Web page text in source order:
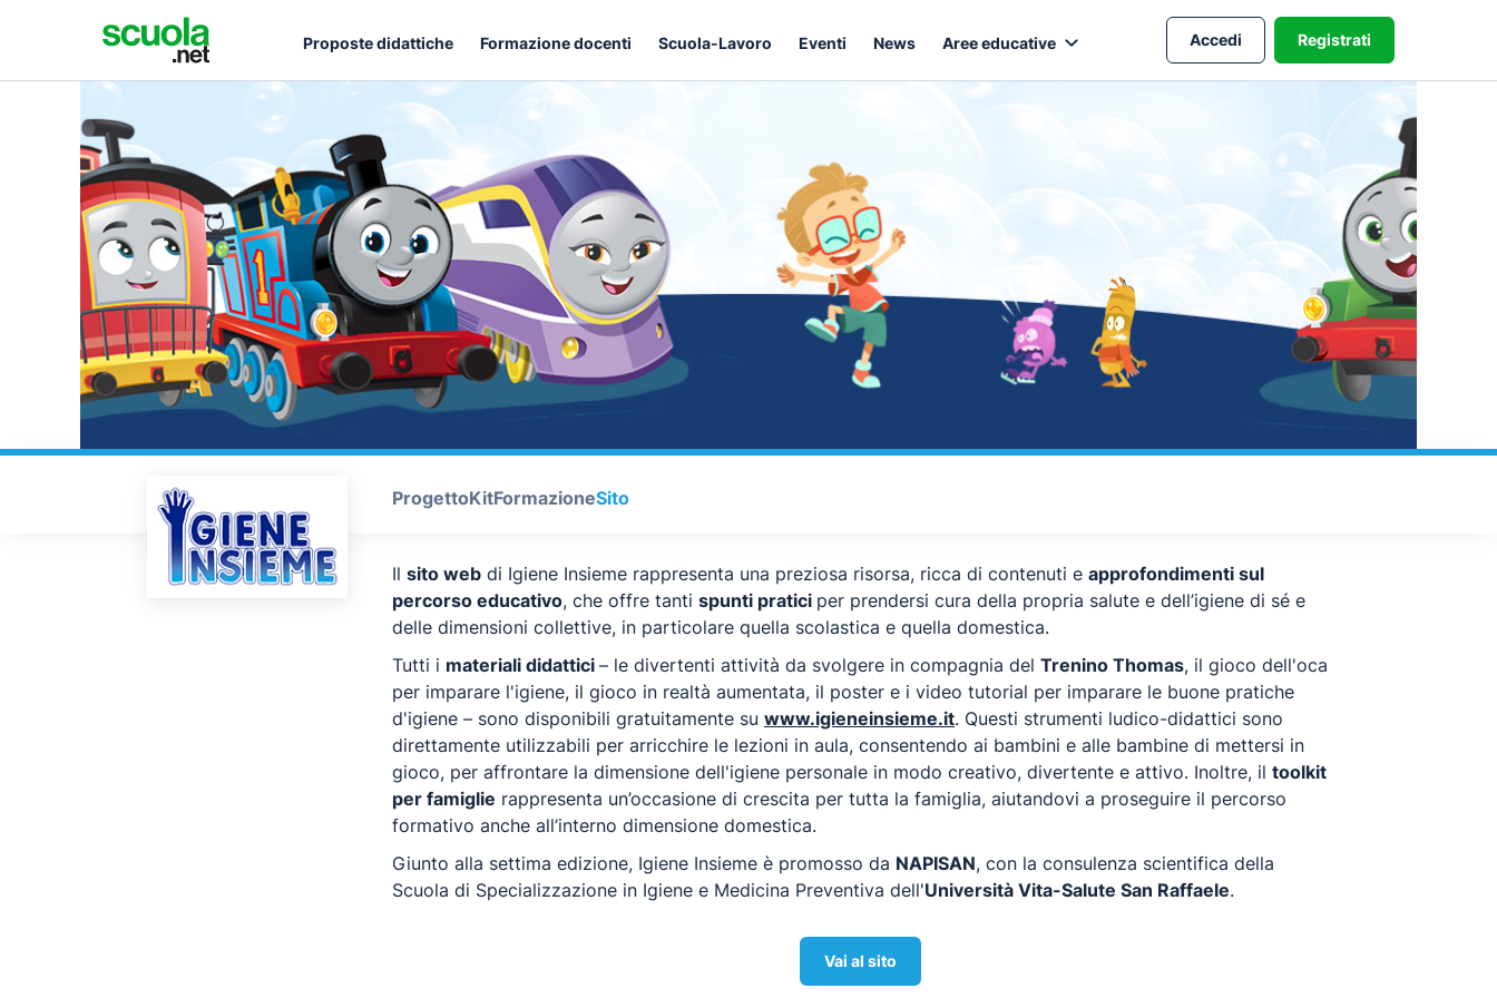
Proposte didattiche Formazione docenti Scuola-Lavoro Eventi News Aree educative Accedi Registrati
ProgettoKitFormazioneSito
Il sito web di Igiene Insieme rappresenta una preziosa risorsa, ricca di contenuti e approfondimenti sul
percorso educativo, che offre tanti spunti pratici per prendersi cura della propria salute e dell’igiene di sé e
delle dimensioni collettive, in particolare quella scolastica e quella domestica.
Tutti i materiali didattici – le divertenti attività da svolgere in compagnia del Trenino Thomas, il gioco dell'oca
per imparare l'igiene, il gioco in realtà aumentata, il poster e i video tutorial per imparare le buone pratiche
d'igiene – sono disponibili gratuitamente su www.igieneinsieme.it. Questi strumenti ludico-didattici sono
direttamente utilizzabili per arricchire le lezioni in aula, consentendo ai bambini e alle bambine di mettersi in
gioco, per affrontare la dimensione dell'igiene personale in modo creativo, divertente e attivo. Inoltre, il toolkit
per famiglie rappresenta un’occasione di crescita per tutta la famiglia, aiutandovi a proseguire il percorso
formativo anche all’interno dimensione domestica.
Giunto alla settima edizione, Igiene Insieme è promosso da NAPISAN, con la consulenza scientifica della
Scuola di Specializzazione in Igiene e Medicina Preventiva dell'Università Vita-Salute San Raffaele.
Vai al sito